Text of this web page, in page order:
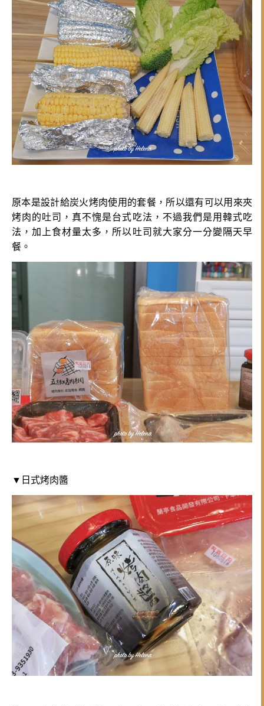
原本是設計給炭火烤肉使用的套餐，所以還有可以用來夾
烤肉的吐司，真不愧是台式吃法，不過我們是用韓式吃
法，加上食材量太多，所以吐司就大家分一分變隔天早
餐。
▼日式烤肉醬